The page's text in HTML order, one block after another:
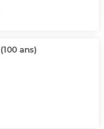
(100 ans)